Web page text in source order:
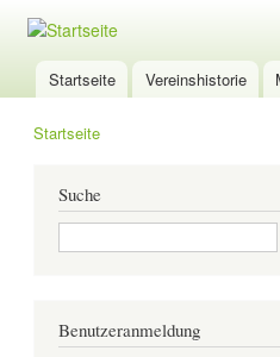
TSG-
Wölfersheim
Hauptmenü
Startseite Vereinshistorie
Startseite
Suche
Benutzeranmeldung